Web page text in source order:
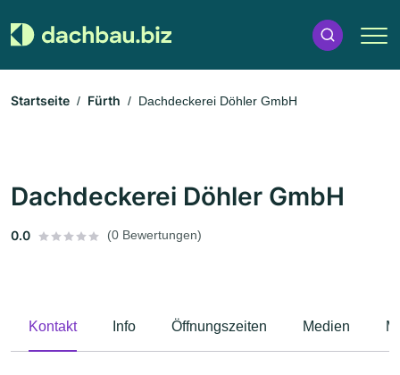
Startseite Fürth Dachdeckerei Döhler GmbH
Dachdeckerei Döhler GmbH
0.0 (0 Bewertungen)
Kontakt Info Öffnungszeiten Medien